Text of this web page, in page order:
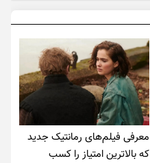
معرفی فیلم‌های رمانتیک جدید
که بالاترین امتیاز را کسب